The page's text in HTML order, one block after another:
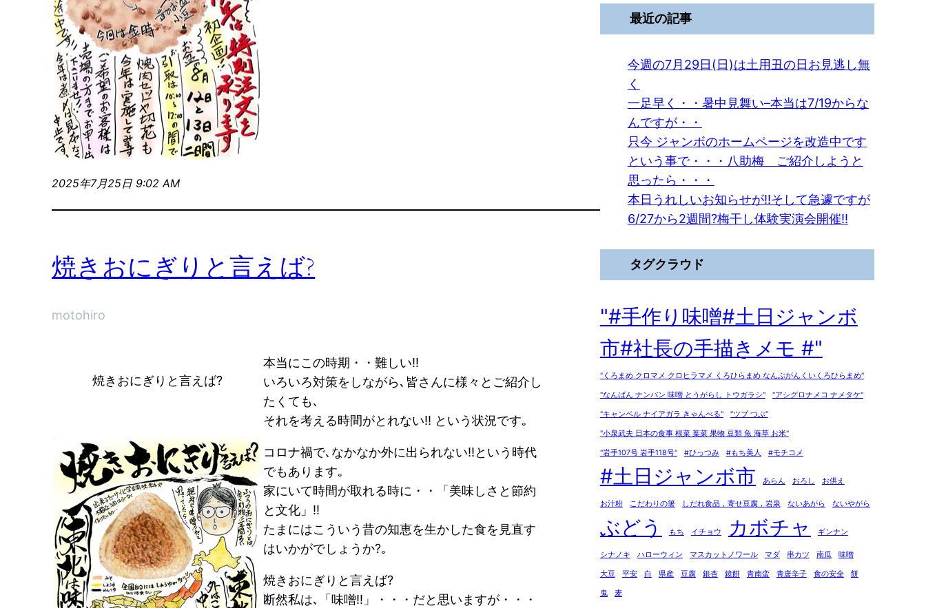
2025年7月25日 9:02 AM
焼きおにぎりと言えば?
motohiro
焼きおにぎりと言えば?
本当にこの時期・・難しい!!
いろいろ対策をしながら､皆さんに様々とご紹介し
たくても､
それを考える時間がとれない!! という状況です｡
コロナ禍で､なかなか外に出られない!!という時代
でもあります｡
家にいて時間が取れる時に・・「美味しさと節約
と文化」!!
たまにはこういう昔の知恵を生かした食を見直す
はいかがでしょうか?｡
焼きおにぎりと言えば?
断然私は､「味噌!!」・・・だと思いますが・・・
最近の記事
今週の7月29日(日)は土用丑の日お見逃し無
く
一足早く・・暑中見舞い–本当は7/19からな
んですが・・
只今 ジャンボのホームページを改造中です
という事で・・・八助梅 ご紹介しようと
思ったら・・・
本日うれしいお知らせが!!そして急遽ですが
6/27から2週間?梅干し体験実演会開催!!
タグクラウド
"#手作り味噌#土日ジャンボ
市#社長の手描きメモ #"
"くろまめ クロマメ クロヒラマメ くろひらまめ なんぶがんくいくろひらまめ"
"なんばん ナンバン 味噌 とうがらし トウガラシ" "アシグロナメコ ナメタケ"
"キャンベル ナイアガラ きゃんべる" "ツブ つぶ"
"小泉武夫 日本の食事 根菜 葉菜 果物 豆類 魚 海草 お米"
"岩手107号 岩手118号" #ひっつみ #もち美人 #モチコメ
#土日ジャンボ市 あらん おろし お供え
お汁粉 こだわりの箸 しだれ食品，寄せ豆腐，岩泉 ないあがら ないやがら
ぶどう もち イチョウ カボチャ ギンナン
シナノキ ハローウィン マスカットノワール マダ 串カツ 南瓜 味噌
大豆 平安 白 県産 豆腐 銀杏 鏡餅 青南蛮 青唐辛子 食の安全 餅
鬼 麦